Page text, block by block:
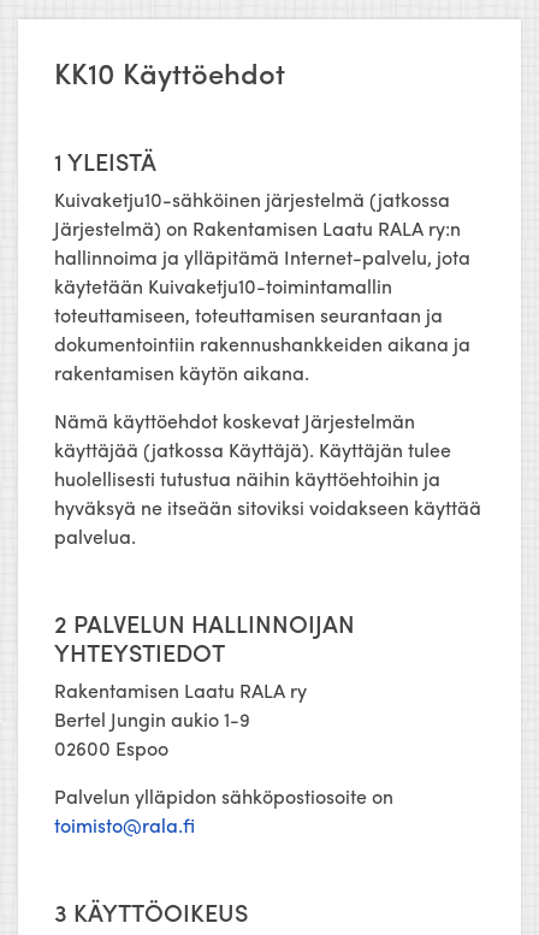
KK10 Käyttöehdot
1 YLEISTÄ
Kuivaketju10-sähköinen järjestelmä (jatkossa
Järjestelmä) on Rakentamisen Laatu RALA ry:n
hallinnoima ja ylläpitämä Internet-palvelu, jota
käytetään Kuivaketju10-toimintamallin
toteuttamiseen, toteuttamisen seurantaan ja
dokumentointiin rakennushankkeiden aikana ja
rakentamisen käytön aikana.
Nämä käyttöehdot koskevat Järjestelmän
käyttäjää (jatkossa Käyttäjä). Käyttäjän tulee
huolellisesti tutustua näihin käyttöehtoihin ja
hyväksyä ne itseään sitoviksi voidakseen käyttää
palvelua.
2 PALVELUN HALLINNOIJAN
YHTEYSTIEDOT
Rakentamisen Laatu RALA ry
Bertel Jungin aukio 1-9
02600 Espoo
Palvelun ylläpidon sähköpostiosoite on
toimisto@rala.fi
3 KÄYTTÖOIKEUS